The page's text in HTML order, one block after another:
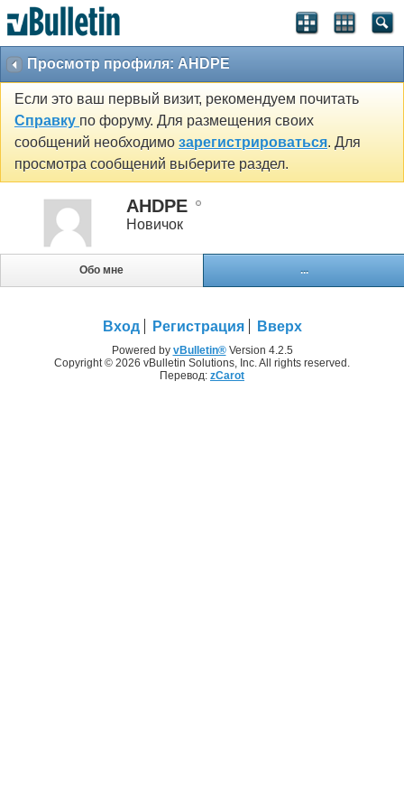
Просмотр профиля: AHDPE
Если это ваш первый визит, рекомендуем почитать
Справку по форуму. Для размещения своих
сообщений необходимо зарегистрироваться. Для
просмотра сообщений выберите раздел.
AHDPE
Новичок
Обо мне ...
Вход Регистрация Вверх
Powered by vBulletin®Version 4.2.5
Copyright © 2026 vBulletin Solutions, Inc. All rights reserved.
Перевод: zCarot